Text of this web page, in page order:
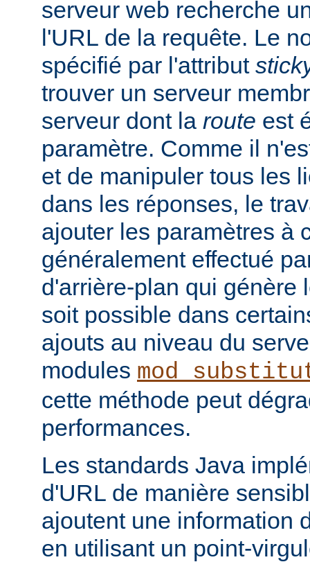
serveur web recherche
l'URL de la requête. Le
spécifié par l'attribut
trouver un serveur
serveur dont la route est
paramètre. Comme il
et de manipuler tous les
dans les réponses, le
ajouter les paramètres à
généralement effectué
d'arrière-plan qui génère
soit possible dans
ajouts au niveau du
modules
cette méthode peut
performances.
Les standards Java
d'URL de manière
ajoutent une information
en utilisant un point-